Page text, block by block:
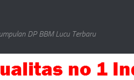
DP BBM Lucu Terbaru